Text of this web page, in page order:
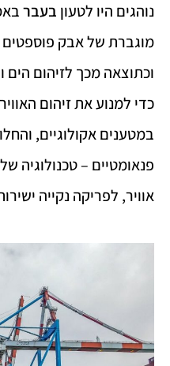
נוהגים היו לטעון בעבר
מוגברת של אבק פוספטים
וכתוצאה מכך לזיהום הים
כדי למנוע את זיהום
במטענים אקולוגיים,
פנאומטיים – טכנולוגיה
אוויר, לפריקה נקייה